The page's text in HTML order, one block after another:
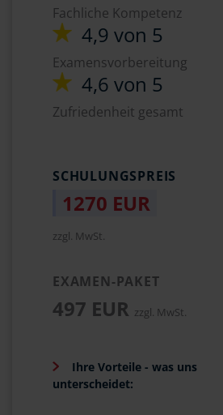
Fachliche Kompetenz
4,9 von 5
Examensvorbereitung
4,6 von 5
Zufriedenheit gesamt
SCHULUNGSPREIS
1270 EUR
zzgl. MwSt.
EXAMEN-PAKET
497 EUR zzgl. MwSt.
Ihre Vorteile - was uns
unterscheidet: